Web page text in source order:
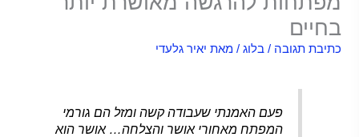
בחיים
כתיבת תגובה /בלוג / מאת יאיר גלעדי
פעם האמנתי שעבודה קשה ומזל הם גורמי
המפתח מאחורי אושר והצלחה… אושר הוא